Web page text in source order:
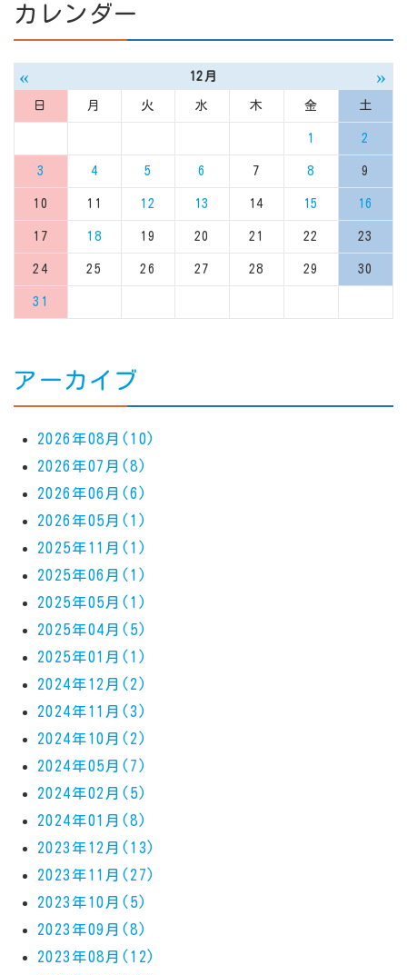
カレンダー
« 12月 »
日 月 火 水 木 金 土
1 2
3 4 5 6 7 8 9
10 11 12 13 14 15 16
17 18 19 20 21 22 23
24 25 26 27 28 29 30
31
アーカイブ
2026年08月(10)
2026年07月(8)
2026年06月(6)
2026年05月(1)
2025年11月(1)
2025年06月(1)
2025年05月(1)
2025年04月(5)
2025年01月(1)
2024年12月(2)
2024年11月(3)
2024年10月(2)
2024年05月(7)
2024年02月(5)
2024年01月(8)
2023年12月(13)
2023年11月(27)
2023年10月(5)
2023年09月(8)
2023年08月(12)